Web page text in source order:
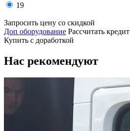
19
Запросить цену со скидкой
Доп оборудование Рассчитать кредит
Купить с доработкой
Нас рекомендуют